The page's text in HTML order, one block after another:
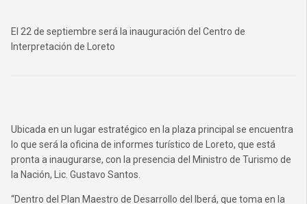
El 22 de septiembre será la inauguración del Centro de
Interpretación de Loreto
Ubicada en un lugar estratégico en la plaza principal se encuentra
lo que será la oficina de informes turístico de Loreto, que está
pronta a inaugurarse, con la presencia del Ministro de Turismo de
la Nación, Lic. Gustavo Santos.
“Dentro del Plan Maestro de Desarrollo del Iberá, que toma en la